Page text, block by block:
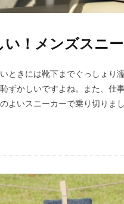
！メンズスニー
ときには靴下までぐっしょり
ずかしいですよね。また、仕
よいスニーカーで乗り切りま